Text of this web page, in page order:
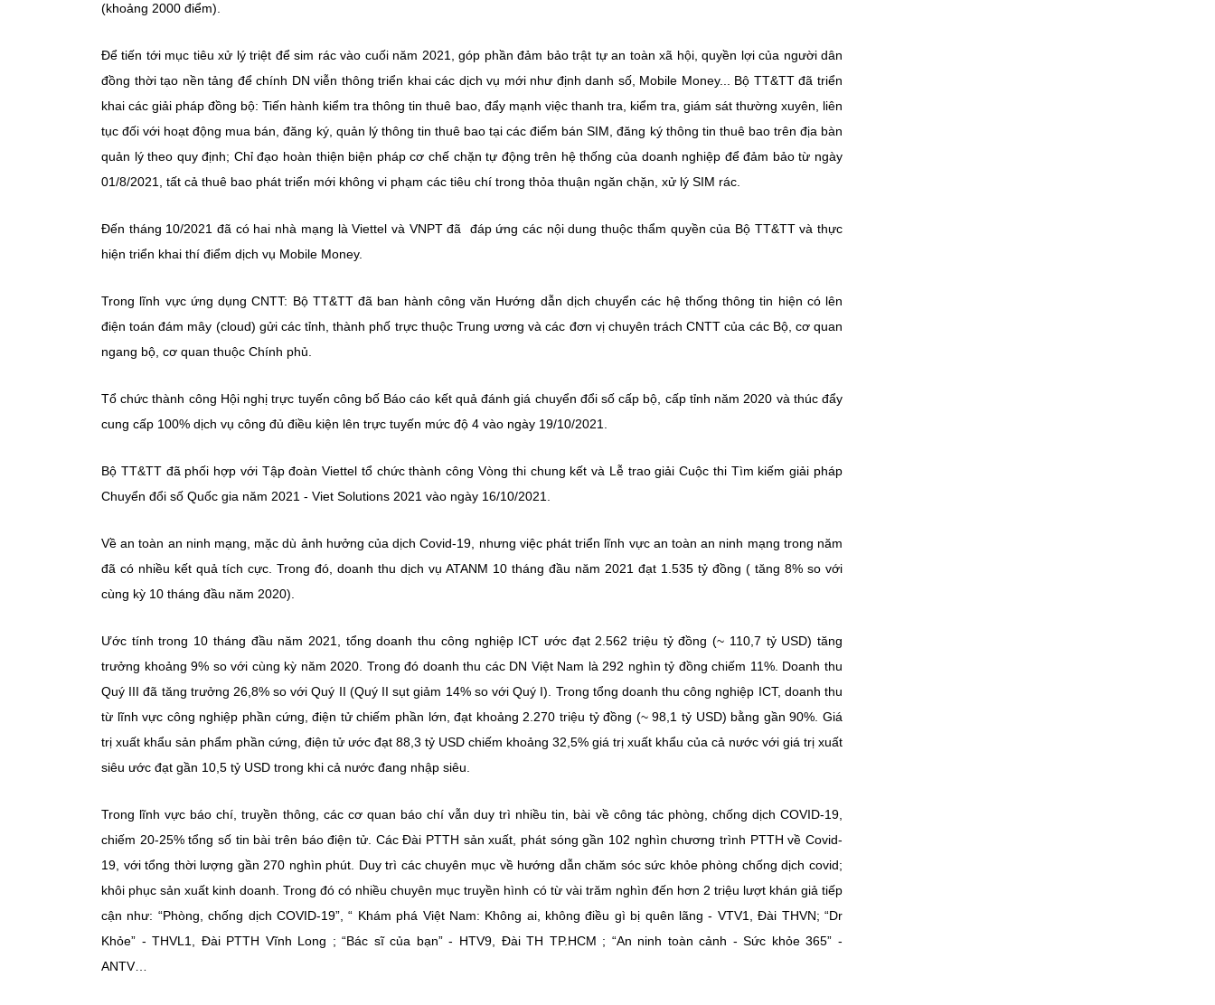
(khoảng 2000 điểm).
Để tiến tới mục tiêu xử lý triệt để sim rác vào cuối năm 2021, góp phần đảm bảo trật tự an toàn xã hội, quyền lợi của người dân
đồng thời tạo nền tảng để chính DN viễn thông triển khai các dịch vụ mới như định danh số, Mobile Money... Bộ TT&TT đã triển
khai các giải pháp đồng bộ: Tiến hành kiểm tra thông tin thuê bao, đẩy mạnh việc thanh tra, kiểm tra, giám sát thường xuyên, liên
tục đối với hoạt động mua bán, đăng ký, quản lý thông tin thuê bao tại các điểm bán SIM, đăng ký thông tin thuê bao trên địa bàn
quản lý theo quy định; Chỉ đạo hoàn thiện biện pháp cơ chế chặn tự động trên hệ thống của doanh nghiệp để đảm bảo từ ngày
01/8/2021, tất cả thuê bao phát triển mới không vi phạm các tiêu chí trong thỏa thuận ngăn chặn, xử lý SIM rác.
Đến tháng 10/2021 đã có hai nhà mạng là Viettel và VNPT đã đáp ứng các nội dung thuộc thẩm quyền của Bộ TT&TT và thực
hiện triển khai thí điểm dịch vụ Mobile Money.
Trong lĩnh vực ứng dụng CNTT: Bộ TT&TT đã ban hành công văn Hướng dẫn dịch chuyển các hệ thống thông tin hiện có lên
điện toán đám mây (cloud) gửi các tỉnh, thành phố trực thuộc Trung ương và các đơn vị chuyên trách CNTT của các Bộ, cơ quan
ngang bộ, cơ quan thuộc Chính phủ.
Tổ chức thành công Hội nghị trực tuyến công bố Báo cáo kết quả đánh giá chuyển đổi số cấp bộ, cấp tỉnh năm 2020 và thúc đẩy
cung cấp 100% dịch vụ công đủ điều kiện lên trực tuyến mức độ 4 vào ngày 19/10/2021.
Bộ TT&TT đã phối hợp với Tập đoàn Viettel tổ chức thành công Vòng thi chung kết và Lễ trao giải Cuộc thi Tìm kiếm giải pháp
Chuyển đổi số Quốc gia năm 2021 - Viet Solutions 2021 vào ngày 16/10/2021.
Về an toàn an ninh mạng, mặc dù ảnh hưởng của dịch Covid-19, nhưng việc phát triển lĩnh vực an toàn an ninh mạng trong năm
đã có nhiều kết quả tích cực. Trong đó, doanh thu dịch vụ ATANM 10 tháng đầu năm 2021 đạt 1.535 tỷ đồng ( tăng 8% so với
cùng kỳ 10 tháng đầu năm 2020).
Ước tính trong 10 tháng đầu năm 2021, tổng doanh thu công nghiệp ICT ước đạt 2.562 triệu tỷ đồng (~ 110,7 tỷ USD) tăng
trưởng khoảng 9% so với cùng kỳ năm 2020. Trong đó doanh thu các DN Việt Nam là 292 nghìn tỷ đồng chiếm 11%. Doanh thu
Quý III đã tăng trưởng 26,8% so với Quý II (Quý II sụt giảm 14% so với Quý I). Trong tổng doanh thu công nghiệp ICT, doanh thu
từ lĩnh vực công nghiệp phần cứng, điện tử chiếm phần lớn, đạt khoảng 2.270 triệu tỷ đồng (~ 98,1 tỷ USD) bằng gần 90%. Giá
trị xuất khẩu sản phẩm phần cứng, điện tử ước đạt 88,3 tỷ USD chiếm khoảng 32,5% giá trị xuất khẩu của cả nước với giá trị xuất
siêu ước đạt gần 10,5 tỷ USD trong khi cả nước đang nhập siêu.
Trong lĩnh vực báo chí, truyền thông, các cơ quan báo chí vẫn duy trì nhiều tin, bài về công tác phòng, chống dịch COVID-19,
chiếm 20-25% tổng số tin bài trên báo điện tử. Các Đài PTTH sản xuất, phát sóng gần 102 nghìn chương trình PTTH về Covid-
19, với tổng thời lượng gần 270 nghìn phút. Duy trì các chuyên mục về hướng dẫn chăm sóc sức khỏe phòng chống dịch covid;
khôi phục sản xuất kinh doanh. Trong đó có nhiều chuyên mục truyền hình có từ vài trăm nghìn đến hơn 2 triệu lượt khán giả tiếp
cận như: “Phòng, chống dịch COVID-19”, “ Khám phá Việt Nam: Không ai, không điều gì bị quên lãng - VTV1, Đài THVN; “Dr
Khỏe” - THVL1, Đài PTTH Vĩnh Long ; “Bác sĩ của bạn” - HTV9, Đài TH TP.HCM ; “An ninh toàn cảnh - Sức khỏe 365” -
ANTV…